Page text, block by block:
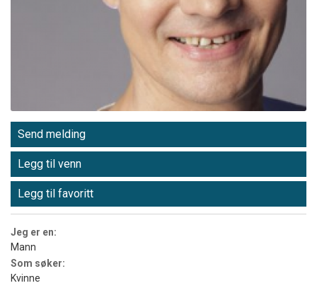
Send melding
Legg til venn
Legg til favoritt
Jeg er en:
Mann
Som søker:
Kvinne